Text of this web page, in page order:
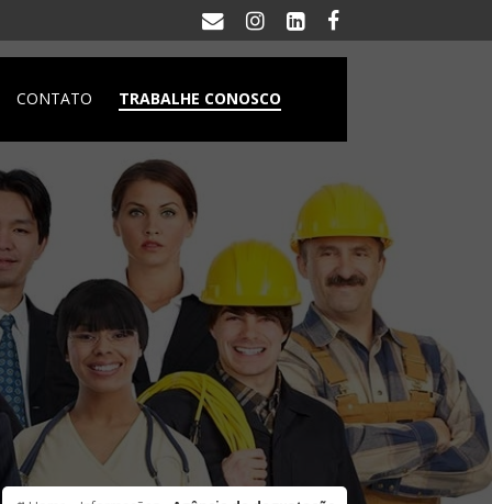
CONTATO TRABALHE CONOSCO